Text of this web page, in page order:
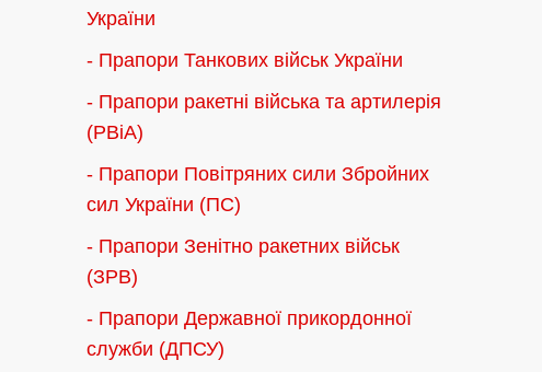
України
- Прапори Танкових військ України
- Прапори ракетні війська та артилерія
(РВіА)
- Прапори Повітряних сили Збройних
сил України (ПС)
- Прапори Зенітно ракетних військ
(ЗРВ)
- Прапори Державної прикордонної
служби (ДПСУ)